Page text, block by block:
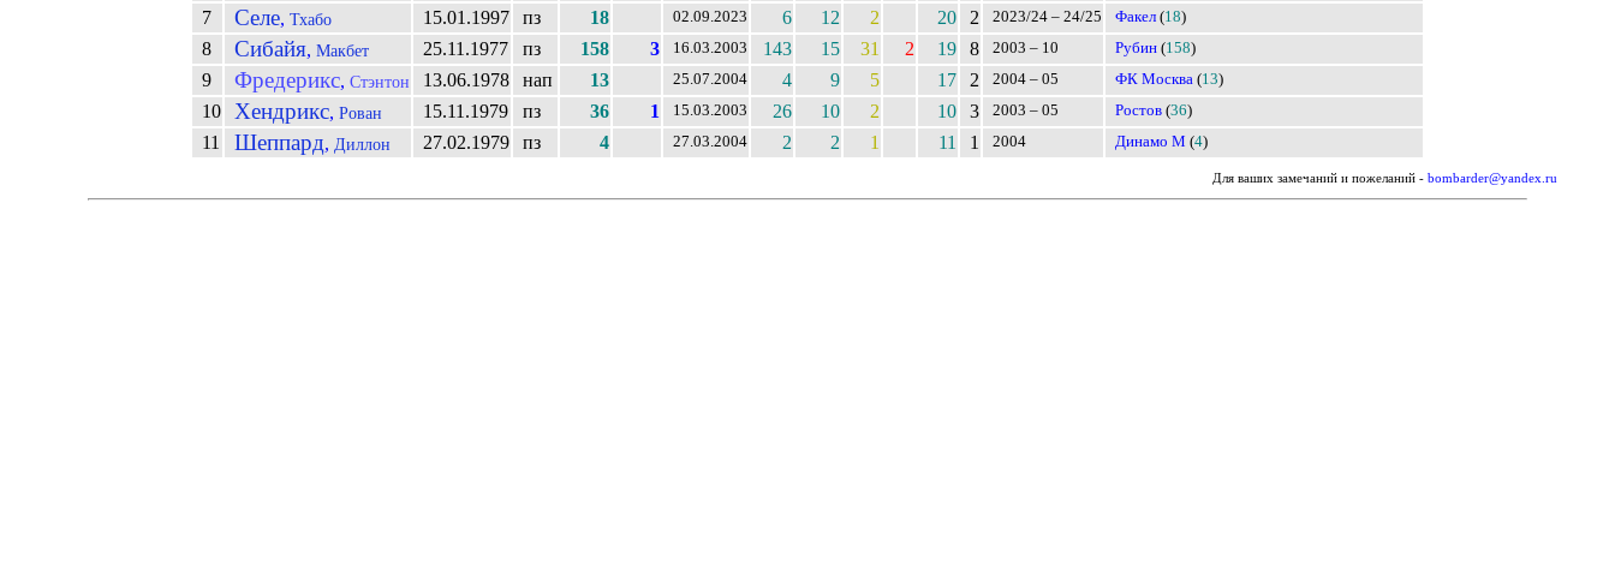
7 Селе, Тхабо 15.01.1997 пз 18 02.09.2023 6 12 2 20 2 2023/24 – 24/25 Факел(18)
8 Сибайя, Макбет 25.11.1977 пз 158 3 16.03.2003 143 15 31 2 19 8 2003 – 10 Рубин(158)
9 Фредерикс, Стэнтон 13.06.1978 нап 13 25.07.2004 4 9 5 17 2 2004 – 05 ФК Москва (13)
10 Хендрикс, Рован 15.11.1979 пз 36 1 15.03.2003 26 10 2 10 3 2003 – 05 Ростов(36)
11 Шеппард, Диллон 27.02.1979 пз 4 27.03.2004 2 2 1 11 1 2004 Динамо М (4)
Для ваших замечаний и пожеланий - bombarder@yandex.ru